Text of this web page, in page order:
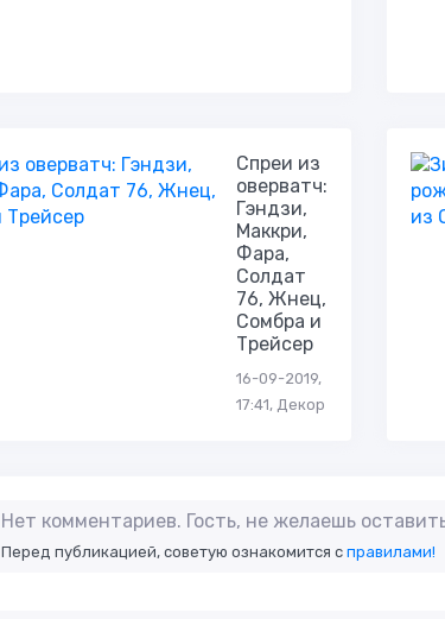
Спреи из
оверватч:
Гэндзи,
Маккри,
Фара,
Солдат
76, Жнец,
Сомбра и
Трейсер
16-09-2019,
17:41, Декор
Нет комментариев. Гость, не желаешь
Перед публикацией, советую ознакомится справилами!